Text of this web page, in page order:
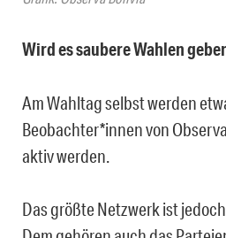
Wird es saubere Wahlen
Am Wahltag selbst werden
Beobachter*innenvon
aktiv werden.
Das größte Netzwerk istjedoch